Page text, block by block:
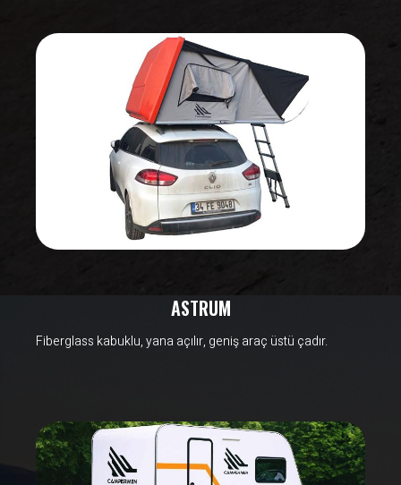
ASTRUM
Fiberglass kabuklu, yana açılır, geniş araç üstü çadır.